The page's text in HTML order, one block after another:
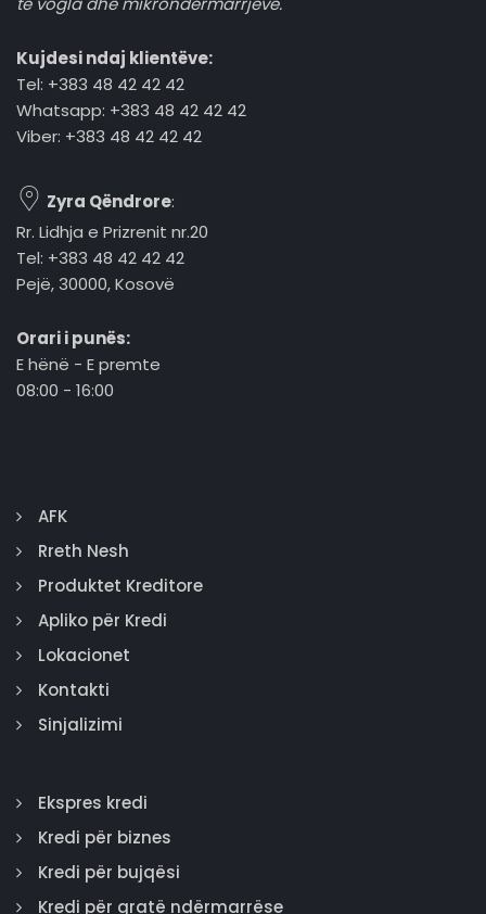
Kujdesi ndaj klientëve:
Tel: +383 48 42 42 42
Whatsapp: +383 48 42 42 42
Viber: +383 48 42 42 42
Zyra Qëndrore:
Rr. Lidhja e Prizrenit nr.20
Tel: +383 48 42 42 42
Pejë, 30000, Kosovë
Orari i punës:
E hënë - E premte
08:00 - 16:00
AFK
Rreth Nesh
Produktet Kreditore
Apliko për Kredi
Lokacionet
Kontakti
Sinjalizimi
Ekspres kredi
Kredi për biznes
Kredi për bujqësi
Kredi për gratë ndërmarrëse